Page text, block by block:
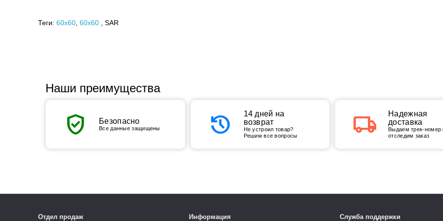
Теги: 60x60 60х60 , SAR
Наши преимущества
verified_user Безопасно
Все данные защищены history
14 дней на
возврат
Не устроил товар?
Решим все вопросы
local_shipping
Надежная
доставка
Выдаем трек-номер
отследим заказ
Отдел продаж Информация Служба поддержки